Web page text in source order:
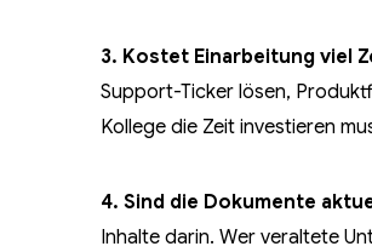
3. Kostet Einarbeitung viel
Support-Ticker lösen,
Kollege die Zeit investieren
4. Sind die Dokumente
Inhalte darin. Wer veraltete